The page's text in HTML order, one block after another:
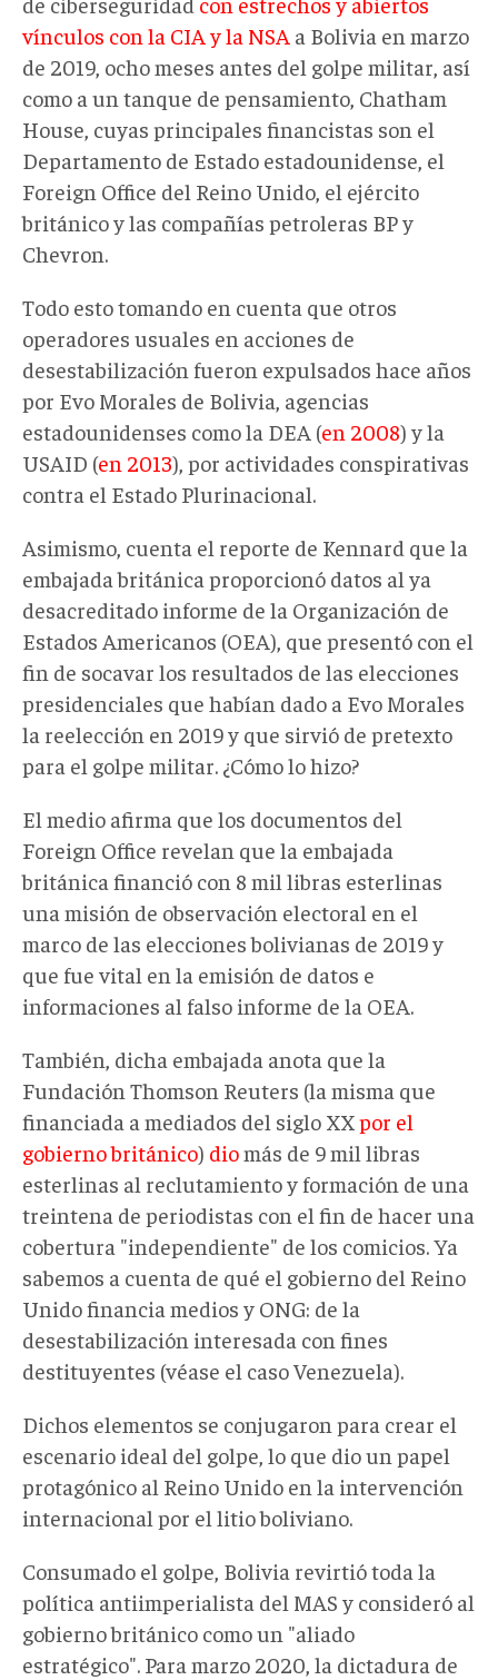
vínculos con la CIA y la NSA a Bolivia en marzo
de 2019, ocho meses antes del golpe militar, así
como a un tanque de pensamiento, Chatham
House, cuyas principales financistas son el
Departamento de Estado estadounidense, el
Foreign Office del Reino Unido, el ejército
británico y las compañías petroleras BP y
Chevron.
Todo esto tomando en cuenta que otros
operadores usuales en acciones de
desestabilización fueron expulsados hace años
por Evo Morales de Bolivia, agencias
estadounidenses como la DEA (en 2008) y la
USAID (en 2013), por actividades conspirativas
contra el Estado Plurinacional.
Asimismo, cuenta el reporte de Kennard que la
embajada británica proporcionó datos al ya
desacreditado informe de la Organización de
Estados Americanos (OEA), que presentó con el
fin de socavar los resultados de las elecciones
presidenciales que habían dado a Evo Morales
la reelección en 2019 y que sirvió de pretexto
para el golpe militar. ¿Cómo lo hizo?
El medio afirma que los documentos del
Foreign Office revelan que la embajada
británica financió con 8 mil libras esterlinas
una misión de observación electoral en el
marco de las elecciones bolivianas de 2019 y
que fue vital en la emisión de datos e
informaciones al falso informe de la OEA.
También, dicha embajada anota que la
Fundación Thomson Reuters (la misma que
financiada a mediados del siglo XXpor el
gobierno británico) diomás de 9 mil libras
esterlinas al reclutamiento y formación de una
treintena de periodistas con el fin de hacer una
cobertura "independiente" de los comicios. Ya
sabemos a cuenta de qué el gobierno del Reino
Unido financia medios y ONG: de la
desestabilización interesada con fines
destituyentes (véase el caso Venezuela).
Dichos elementos se conjugaron para crear el
escenario ideal del golpe, lo que dio un papel
protagónico al Reino Unido en la intervención
internacional por el litio boliviano.
Consumado el golpe, Bolivia revirtió toda la
política antiimperialista del MAS y consideró al
gobierno británico como un "aliado
estratégico". Para marzo 2020, la dictadura de